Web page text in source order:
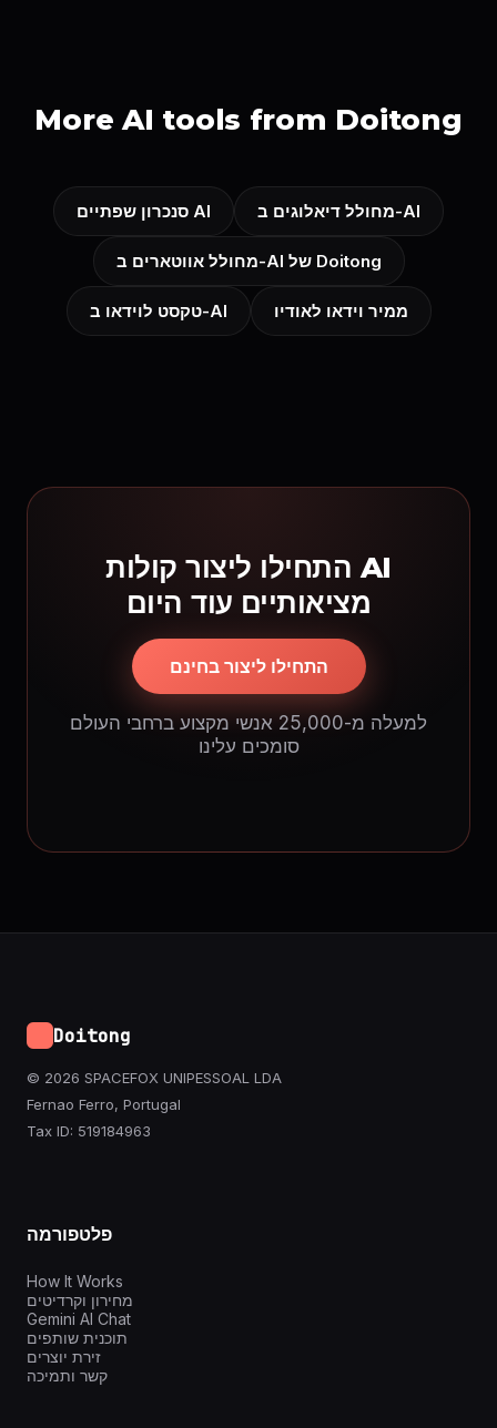
More AI tools from Doitong
סנכרון שפתיים AI מחולל דיאלוגים ב-AI
מחולל אווטארים ב-AI של Doitong
טקסט לוידאו ב-AI ממיר וידאו לאודיו
התחילו ליצור קולות AI
מציאותיים עוד היום
התחילו ליצור בחינם
למעלה מ-25,000 אנשי מקצוע ברחבי העולם
סומכים עלינו
Doitong
© 2026 SPACEFOX UNIPESSOAL LDA
Fernao Ferro, Portugal
Tax ID: 519184963
פלטפורמה
How It Works
מחירון וקרדיטים
Gemini AI Chat
תוכנית שותפים
זירת יוצרים
קשר ותמיכה